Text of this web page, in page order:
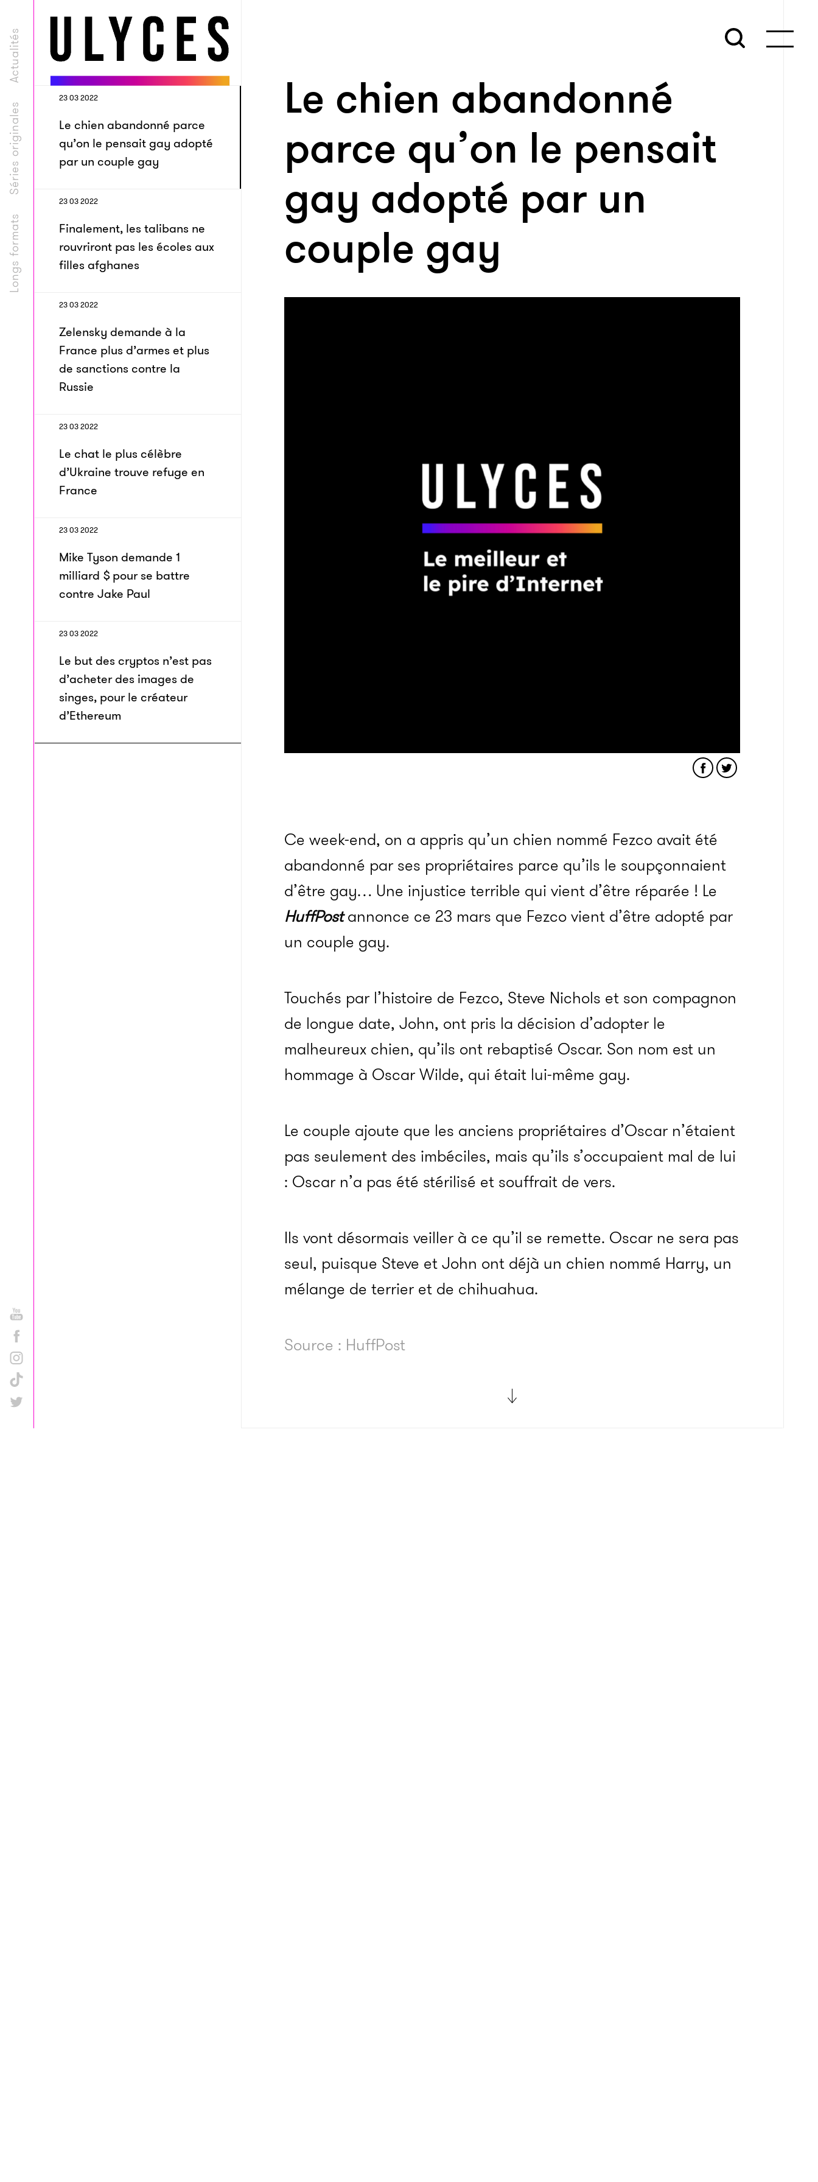
Longs formats
Séries originales
Actualités
23 03 2022
Le chien abandonné parce
qu’on le pensait gay adopté
par un couple gay
23 03 2022
Finalement, les talibans ne
rouvriront pas les écoles aux
filles afghanes
23 03 2022
Zelensky demande à la
France plus d’armes et plus
de sanctions contre la
Russie
23 03 2022
Le chat le plus célèbre
d’Ukraine trouve refuge en
France
23 03 2022
Mike Tyson demande 1
milliard $ pour se battre
contre Jake Paul
23 03 2022
Le but des cryptos n’est pas
d’acheter des images de
singes, pour le créateur
d’Ethereum
Le chien abandonné
parce qu’on le pensait
gay adopté par un
couple gay
Ce week-end, on a appris qu’un chien nommé Fezco avait été
abandonné par ses propriétaires parce qu’ils le soupçonnaient
d’être gay… Une injustice terrible qui vient d’être réparée ! Le
HuffPostannonce ce 23 mars que Fezco vient d’être adopté par
un couple gay.
Touchés par l’histoire de Fezco, Steve Nichols et son compagnon
de longue date, John, ont pris la décision d’adopter le
malheureux chien, qu’ils ont rebaptisé Oscar. Son nom est un
hommage à Oscar Wilde, qui était lui-même gay.
Le couple ajoute que les anciens propriétaires d’Oscar n’étaient
pas seulement des imbéciles, mais qu’ils s’occupaient mal de lui
: Oscar n’a pas été stérilisé et souffrait de vers.
Ils vont désormais veiller à ce qu’il se remette. Oscar ne sera pas
seul, puisque Steve et John ont déjà un chien nommé Harry, un
mélange de terrier et de chihuahua.
Source : HuffPost